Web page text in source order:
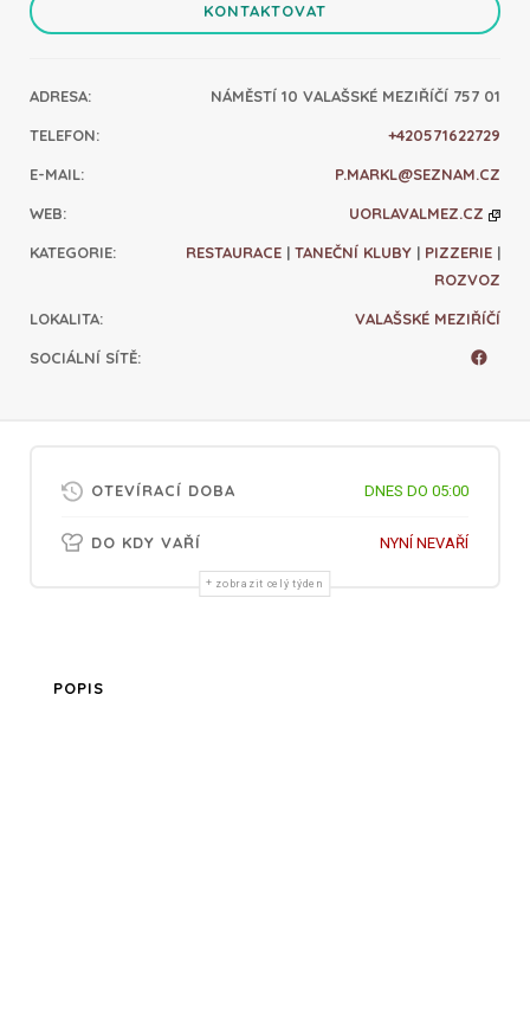
KONTAKTOVAT
ADRESA: NÁMĚSTÍ 10 VALAŠSKÉ MEZIŘÍČÍ 757 01
TELEFON: +420571622729
E-MAIL: P.MARKL@SEZNAM.CZ
WEB: UORLAVALMEZ.CZ
KATEGORIE: RESTAURACE | TANEČNÍ KLUBY | PIZZERIE |
ROZVOZ
LOKALITA: VALAŠSKÉ MEZIŘÍČÍ
SOCIÁLNÍ SÍTĚ:
OTEVÍRACÍ DOBA DNES DO 05:00
DO KDY VAŘÍ NYNÍ NEVAŘÍ
zobrazit celý týden
POPIS